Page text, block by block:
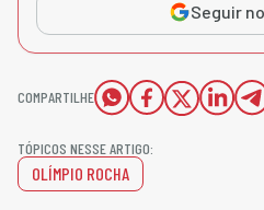
Seguir
COMPARTILHE
TÓPICOS NESSE ARTIGO:
OLÍMPIO ROCHA